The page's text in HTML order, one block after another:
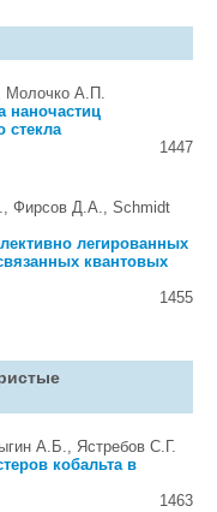
Молочко А.П.
наночастиц
стекла
1447
Фирсов Д.А., Schmidt
легированных
квантовых
1455
А.Б., Ястребов С.Г.
кобальта в
1463